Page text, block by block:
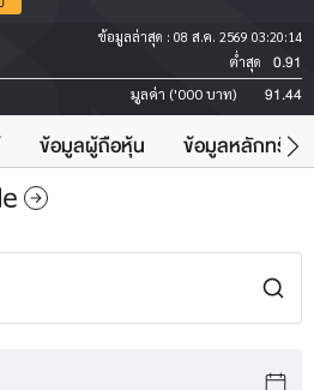
ข้อมูลล่าสุด : 08 ส.ค. 2569 03:20:14
ต่ำสุด 0.91
มูลค่า ('000 บาท) 91.44
ข้อมูลผู้ถือหุ้น ข้อมูลหลักทรัพย์